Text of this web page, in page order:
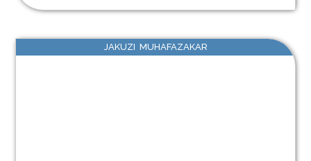
JAKUZI MUHAFAZAKAR